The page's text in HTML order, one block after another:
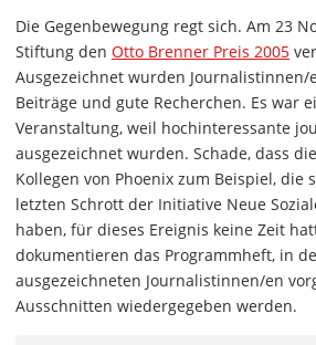
Die Gegenbewegung regt sich. Am 23
Stiftung den Otto Brenner Preis 2005
Ausgezeichnet wurden
Beiträge und gute Recherchen. Es war
Veranstaltung, weil hochinteressante
ausgezeichnet wurden. Schade, dass
Kollegen von Phoenix zum Beispiel, die
letzten Schrott der Initiative Neue
haben, für dieses Ereignis keine Zeit
dokumentieren das Programmheft, in
ausgezeichneten Journalistinnen/en
Ausschnitten wiedergegeben werden.